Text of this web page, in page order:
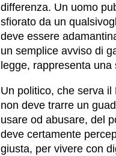
differenza. Un uomo
sfiorato da un
deve essere
un semplice avviso di
legge, rappresenta
Un politico, che serva
non deve trarre un
usare od abusare, del
deve certamente
giusta, per vivere con